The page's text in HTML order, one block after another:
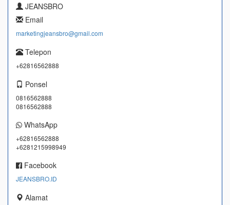
JEANSBRO
Email
marketingjeansbro@gmail.com
Telepon
+62816562888
Ponsel
0816562888
0816562888
WhatsApp
+62816562888
+6281215998949
Facebook
JEANSBRO.ID
Alamat